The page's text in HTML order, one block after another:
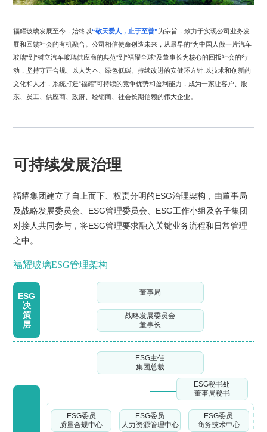
福耀玻璃发展至今，始终以“敬天爱人，止于至善”为宗旨，致力于实现公司业务发
展和回馈社会的有机融合。公司相信使命创造未来，从最早的”为中国人做一片汽车
玻璃“到“树立汽车玻璃供应商的典范”到“福耀全球”及董事长为核心的回报社会的行
动，坚持守正合规、以人为本、绿色低碳、持续改进的安健环方针,以技术和创新的
文化和人才，系统打造“福耀”可持续的竞争优势和盈利能力，成为一家让客户、股
东、员工、供应商、政府、经销商、社会长期信赖的伟大企业。
可持续发展治理
福耀集团建立了自上而下、权责分明的ESG治理架构，由董事局
及战略发展委员会、ESG管理委员会、ESG工作小组及各子集团
对接人共同参与，将ESG管理要求融入关键业务流程和日常管理
之中。
福耀玻璃ESG管理架构
ESG
决
策
层
董事局
战略发展委员会
董事长
ESG主任
集团总裁
ESG秘书处
董事局秘书
ESG委员
质量合规中心
ESG委员
人力资源管理中心
ESG委员
商务技术中心